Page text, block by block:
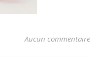
Aucun commentaire